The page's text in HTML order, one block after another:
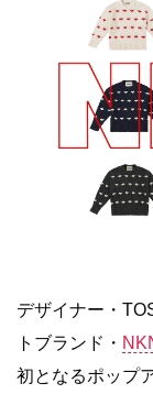
デザイナー・
トブランド・
初となるポップ